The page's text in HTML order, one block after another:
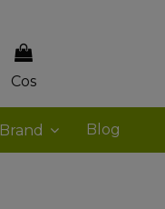
Cos
Brand Blog